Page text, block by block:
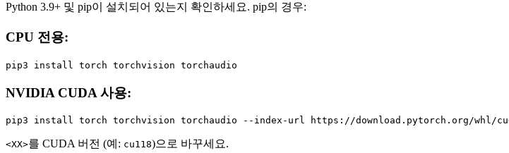
Python 3.9+ 및 pip이 설치되어 있는지 확인하세요. pip의 경우:
CPU 전용:
NVIDIA CUDA 사용:
<XX>를 CUDA 버전 (예: cu118)으로 바꾸세요.